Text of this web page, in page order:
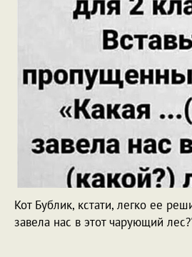
Кот Бублик, кстати, легко ее
завела нас в этот чарующий